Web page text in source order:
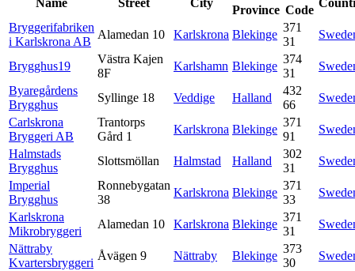
Name Street City
Province Code
Bryggerifabriken
i Karlskrona AB
Alamedan 10 Karlskrona Blekinge
371
31
Brygghus19
Västra Kajen
8F
Karlshamn Blekinge
374
31
Byaregårdens
Brygghus
Syllinge 18 Veddige Halland
432
66
Carlskrona
Bryggeri AB
Trantorps
Gård 1
Karlskrona Blekinge
371
91
Halmstads
Brygghus
Slottsmöllan Halmstad Halland
302
31
Imperial
Brygghus
Ronnebygatan
38
Karlskrona Blekinge
371
33
Karlskrona
Mikrobryggeri
Alamedan 10 Karlskrona Blekinge
371
31
Nättraby
Kvartersbryggeri
Åvägen 9 Nättraby Blekinge
373
30